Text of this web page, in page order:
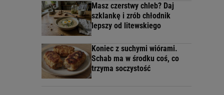
Masz czerstwy chleb? Daj
szklankę i zrób chłodnik
lepszy od litewskiego
Koniec z suchymi wiórami.
Schab ma w środku coś, co
trzyma soczystość